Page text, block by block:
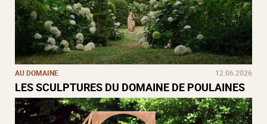
AU DOMAINE 12.06.2026
LES SCULPTURES DU DOMAINE DE POULAINES